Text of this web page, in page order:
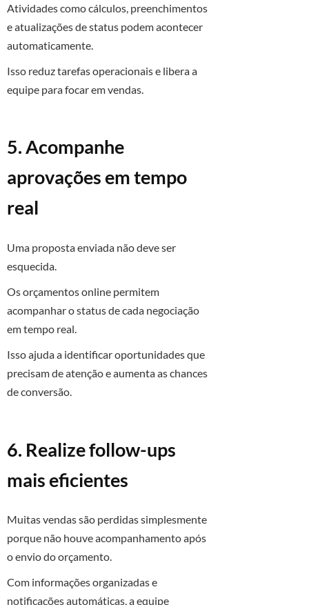
Atividades como cálculos, preenchimentos
e atualizações de status podem acontecer
automaticamente.
Isso reduz tarefas operacionais e libera a
equipe para focar em vendas.
5. Acompanhe
aprovações em tempo
real
Uma proposta enviada não deve ser
esquecida.
Os orçamentos online permitem
acompanhar o status de cada negociação
em tempo real.
Isso ajuda a identificar oportunidades que
precisam de atenção e aumenta as chances
de conversão.
6. Realize follow-ups
mais eficientes
Muitas vendas são perdidas simplesmente
porque não houve acompanhamento após
o envio do orçamento.
Com informações organizadas e
notificações automáticas, a equipe